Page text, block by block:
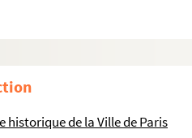
historique de la Ville de Paris